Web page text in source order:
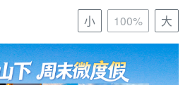
小
100% 大